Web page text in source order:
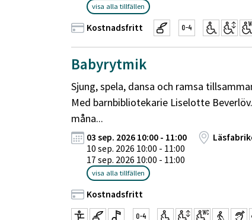
visa alla tillfällen
Kostnadsfritt
Babyrytmik
Sjung, spela, dansa och ramsa
Med barnbibliotekarie Liselotte
måna...
03 sep. 2026 10:00 - 11:00
10 sep. 2026 10:00 - 11:00
17 sep. 2026 10:00 - 11:00
visa alla tillfällen
Kostnadsfritt